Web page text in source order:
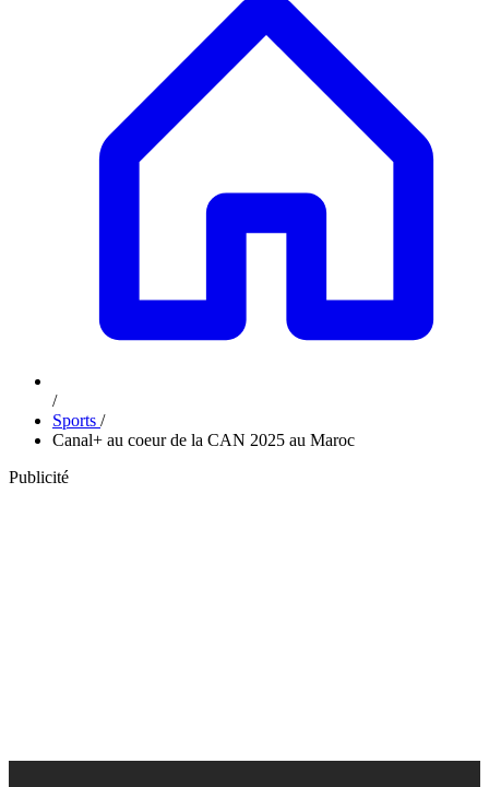
/
Sports /
Canal+ au coeur de la CAN 2025 au Maroc
Publicité